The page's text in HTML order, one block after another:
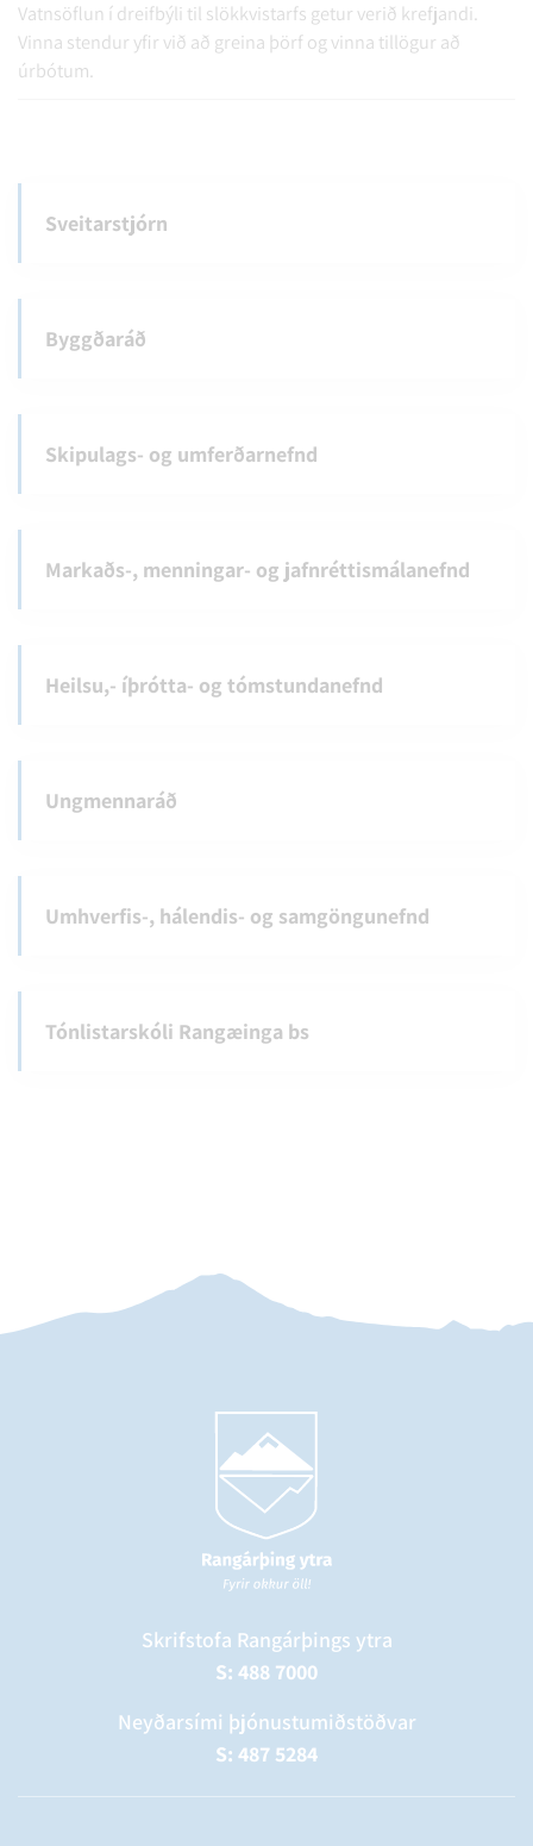
Vatnsöflun í dreifbýli til slökkvistarfs getur verið krefjandi.
Vinna stendur yfir við að greina þörf og vinna tillögur að
úrbótum.
Sveitarstjórn
Byggðaráð
Skipulags- og umferðarnefnd
Markaðs-, menningar- og jafnréttismálanefnd
Heilsu,- íþrótta- og tómstundanefnd
Ungmennaráð
Umhverfis-, hálendis- og samgöngunefnd
Tónlistarskóli Rangæinga bs
Skrifstofa Rangárþings ytra
S: 488 7000
Neyðarsími þjónustumiðstöðvar
S: 487 5284